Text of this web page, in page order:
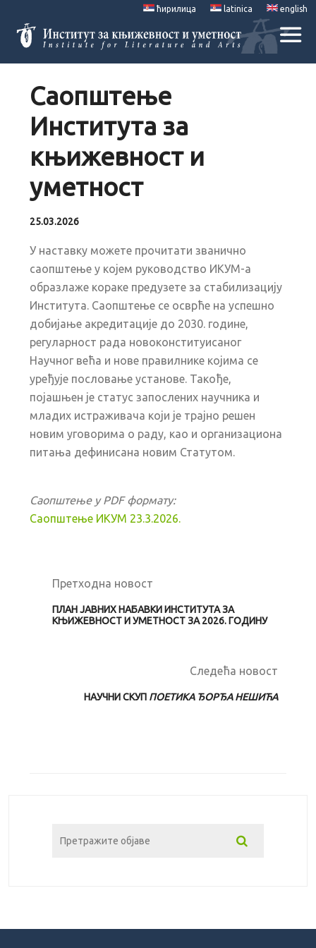
ћирилица latinica english
Саопштење
Института за
књижевност и
уметност
25.03.2026
У наставку можете прочитати званично
саопштење у којем руководство ИКУМ-а
образлаже кораке предузете за стабилизацију
Института. Саопштење се осврће на успешно
добијање акредитације до 2030. године,
регуларност рада новоконституисаног
Научног већа и нове правилнике којима се
уређује пословање установе. Такође,
појашњен је статус запослених научника и
младих истраживача који је трајно решен
новим уговорима о раду, као и организациона
питања дефинисана новим Статутом.
Саопштење у PDF формату:
Саопштење ИКУМ 23.3.2026.
Претходна новост
ПЛАН ЈАВНИХ НАБАВКИ ИНСТИТУТА ЗА
КЊИЖЕВНОСТ И УМЕТНОСТ ЗА 2026. ГОДИНУ
Следећа новост
НАУЧНИ СКУП ПОЕТИКА ЂОРЂА НЕШИЋА